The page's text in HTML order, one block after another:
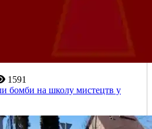
1591
бомби на школу мистецтв у